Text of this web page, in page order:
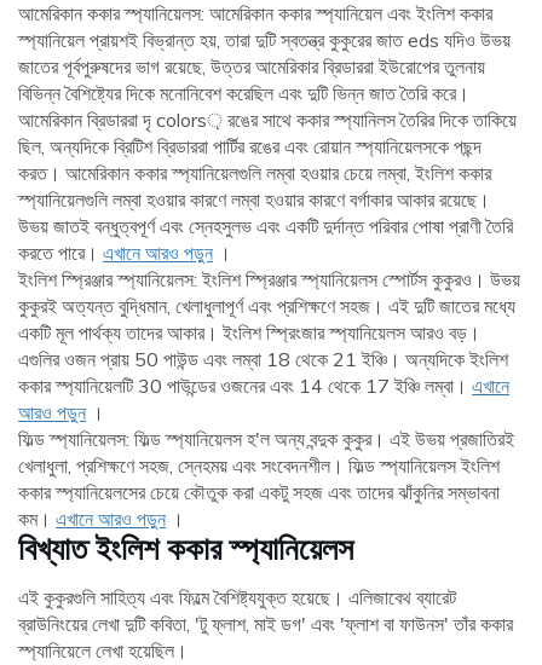
আমেরিকান ককার স্প্যানিয়েলস: আমেরিকান ককার স্প্যানিয়েল এবং ইংলিশ ককার
স্প্যানিয়েল প্রায়শই বিভ্রান্ত হয়, তারা দুটি স্বতন্ত্র কুকুরের জাত eds যদিও উভয়
জাতের পূর্বপুরুষদের ভাগ রয়েছে, উত্তর আমেরিকার ব্রিডাররা ইউরোপের তুলনায়
বিভিন্ন বৈশিষ্ট্যের দিকে মনোনিবেশ করেছিল এবং দুটি ভিন্ন জাত তৈরি করে।
আমেরিকান ব্রিডাররা দৃ colors় রঙের সাথে ককার স্প্যানিলস তৈরির দিকে তাকিয়ে
ছিল, অন্যদিকে ব্রিটিশ ব্রিডাররা পার্টির রঙের এবং রোয়ান স্প্যানিয়েলসকে পছন্দ
করত। আমেরিকান ককার স্প্যানিয়েলগুলি লম্বা হওয়ার চেয়ে লম্বা, ইংলিশ ককার
স্প্যানিয়েলগুলি লম্বা হওয়ার কারণে লম্বা হওয়ার কারণে বর্গাকার আকার রয়েছে।
উভয় জাতই বন্ধুত্বপূর্ণ এবং স্নেহসুলভ এবং একটি দুর্দান্ত পরিবার পোষা প্রাণী তৈরি
করতে পারে। এখানে আরও পড়ুন ।
ইংলিশ স্প্রিঞ্জার স্প্যানিয়েলস: ইংলিশ স্প্রিঞ্জার স্প্যানিয়েলস স্পোর্টস কুকুরও। উভয়
কুকুরই অত্যন্ত বুদ্ধিমান, খেলাধুলাপূর্ণ এবং প্রশিক্ষণে সহজ। এই দুটি জাতের মধ্যে
একটি মূল পার্থক্য তাদের আকার। ইংলিশ স্প্রিংজার স্প্যানিয়েলস আরও বড়।
এগুলির ওজন প্রায় 50 পাউন্ড এবং লম্বা 18 থেকে 21 ইঞ্চি। অন্যদিকে ইংলিশ
ককার স্প্যানিয়েলটি 30 পাউন্ডের ওজনের এবং 14 থেকে 17 ইঞ্চি লম্বা। এখানে
আরও পড়ুন ।
ফিল্ড স্প্যানিয়েলস: ফিল্ড স্প্যানিয়েলস হ'ল অন্য বন্দুক কুকুর। এই উভয় প্রজাতিরই
খেলাধুলা, প্রশিক্ষণে সহজ, স্নেহময় এবং সংবেদনশীল। ফিল্ড স্প্যানিয়েলস ইংলিশ
ককার স্প্যানিয়েলসের চেয়ে কৌতুক করা একটু সহজ এবং তাদের ঝাঁকুনির সম্ভাবনা
কম। এখানে আরও পড়ুন ।
বিখ্যাত ইংলিশ ককার স্প্যানিয়েলস
এই কুকুরগুলি সাহিত্য এবং ফিল্মে বৈশিষ্ট্যযুক্ত হয়েছে। এলিজাবেথ ব্যারেট
ব্রাউনিংয়ের লেখা দুটি কবিতা, 'টু ফ্লাশ, মাই ডগ' এবং 'ফ্লাশ বা ফাউনস' তাঁর ককার
স্প্যানিয়েলে লেখা হয়েছিল।